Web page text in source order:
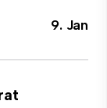
9. Jan